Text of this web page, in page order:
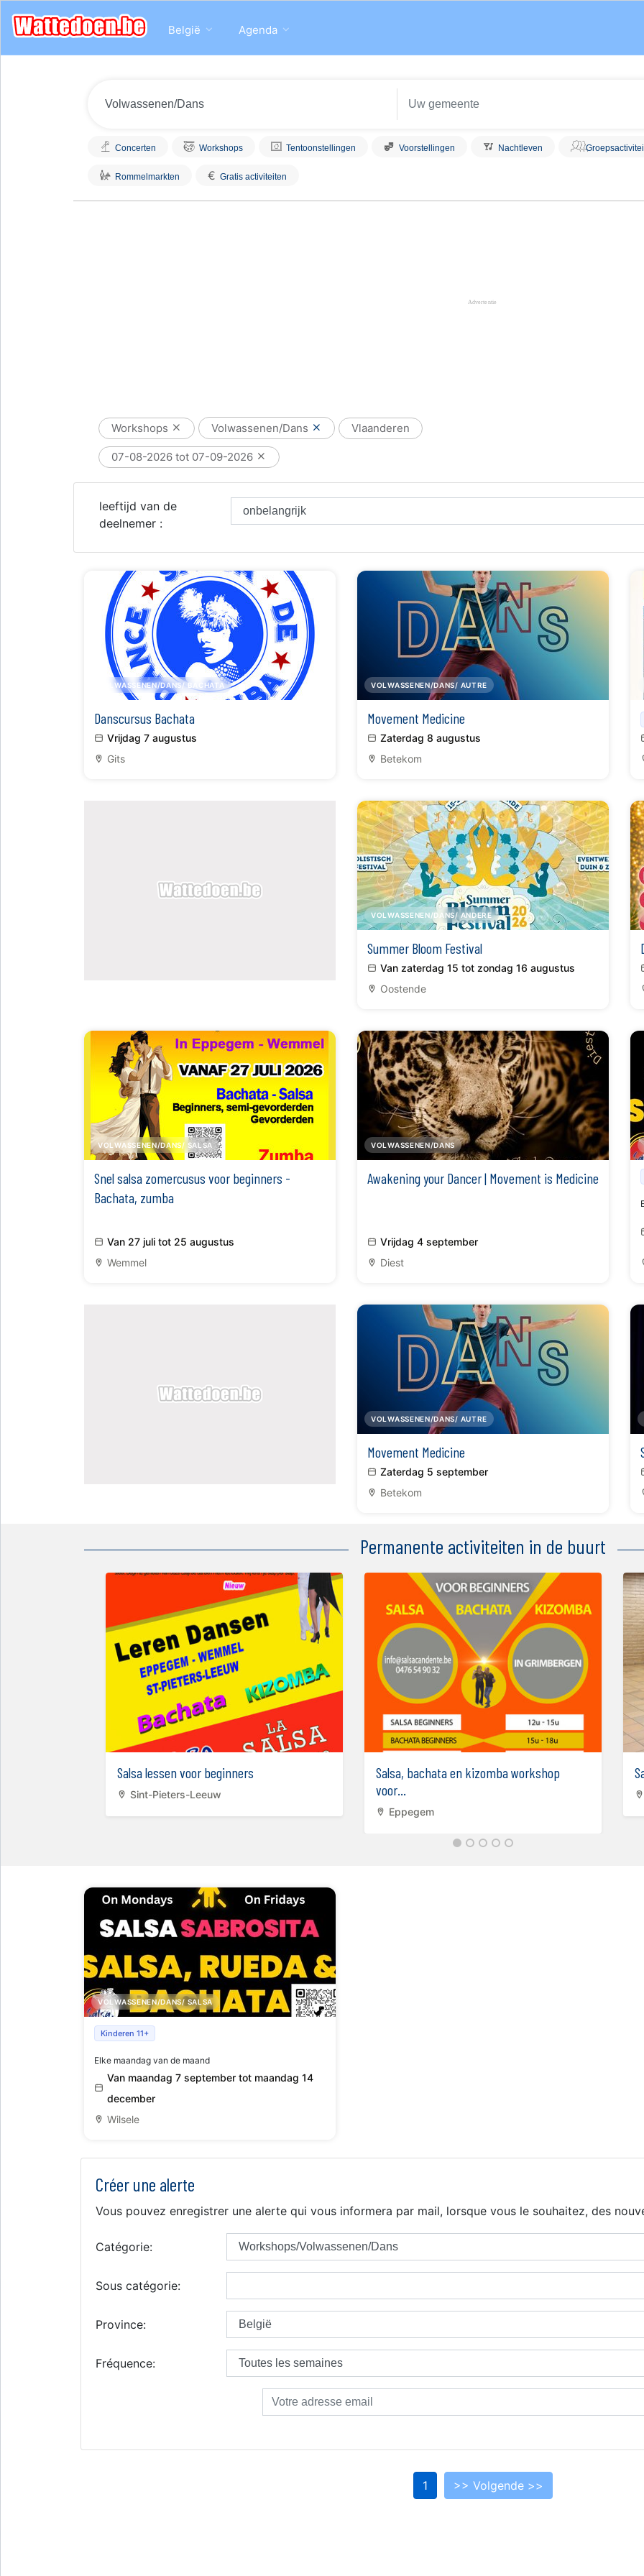
België Agenda
Concerten Workshops Tentoonstellingen Voorstellingen Nachtleven
Rommelmarkten € Gratis activiteiten
Workshops Volwassenen/Dans Vlaanderen
07-08-2026 tot 07-09-2026
leeftijd van de
deelnemer :
VOLWASSENEN/DANS/ BACHATA
Danscursus Bachata
Vrijdag 7 augustus
Gits
VOLWASSENEN/DANS/ AUTRE
Movement Medicine
Zaterdag 8 augustus
Betekom
VOLWASSENEN/DANS/ ANDERE
Summer Bloom Festival
Van zaterdag 15 tot zondag 16 augustus
Oostende
VOLWASSENEN/DANS/ SALSA
Snel salsa zomercusus voor beginners -
Bachata, zumba
Van 27 juli tot 25 augustus
Wemmel
VOLWASSENEN/DANS
Awakening your Dancer | Movement is Medicine
Vrijdag 4 september
Diest
VOLWASSENEN/DANS/ AUTRE
Movement Medicine
Zaterdag 5 september
Betekom
Permanente activiteiten in de buurt
Salsa lessen voor beginners
Sint-Pieters-Leeuw
Salsa, bachata en kizomba workshop
voor...
Eppegem
VOLWASSENEN/DANS/ SALSA
Nieuwe reeksen Salsa, Rueda en bachata
starten vanaf september op maandag Leuven
Kinderen 11+
Elke maandag van de maand
Van maandag 7 september tot maandag 14
december
Wilsele
Créer une alerte
Vous pouvez enregistrer une alerte qui vous informera par mail, lorsque vous le souhaitez, des
Catégorie:
Sous catégorie:
Province:
Fréquence:
1 >> Volgende >>